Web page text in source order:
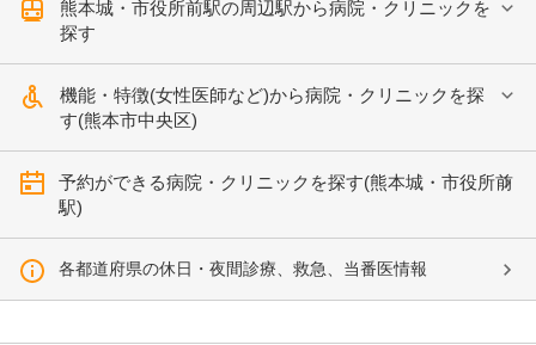
熊本城・市役所前駅の周辺駅から病院・クリニックを
探す
機能・特徴(女性医師など)から病院・クリニックを探
す(熊本市中央区)
予約ができる病院・クリニックを探す(熊本城・市役所前
駅)
各都道府県の休日・夜間診療、救急、当番医情報